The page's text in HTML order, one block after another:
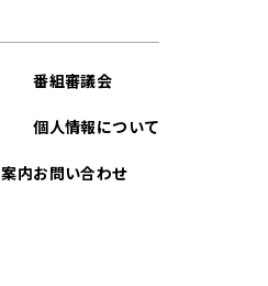
月
07月
内
番組審議会
個人情報について
お問い合わせ